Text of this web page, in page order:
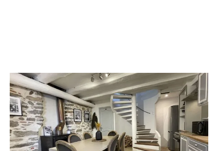
COGOLIN 83
67 m2, 3 pièces
Ref : 1333
Maison à vendre
373 000 €